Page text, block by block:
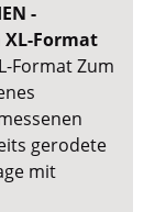
-
XL-Format
Format Zum
gerodete
mit